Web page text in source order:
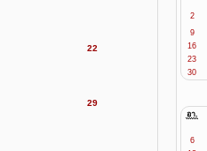
22
29
2
9
16
23
30
อา.
6